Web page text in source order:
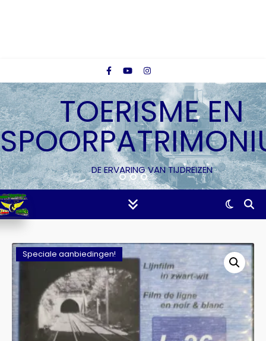
TOERISME EN
DE ERVARING VAN TIJDREIZEN
Speciale aanbiedingen!